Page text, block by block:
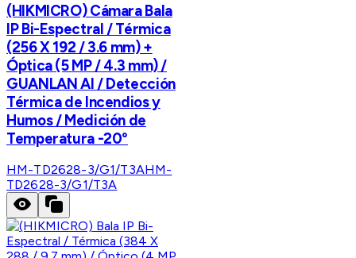
(HIKMICRO) Cámara Bala
IP Bi-Espectral / Térmica
(256 X 192 / 3.6 mm) +
Óptica (5 MP / 4.3 mm) /
GUANLAN AI / Detección
Térmica de Incendios y
Humos / Medición de
Temperatura -20°
HM-TD2628-3/G1/T3AHM-
TD2628-3/G1/T3A